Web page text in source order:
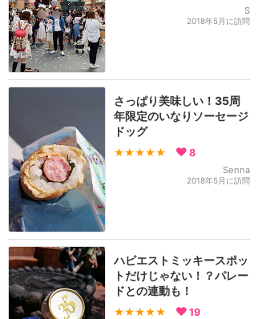
S
2018年5月に訪問
さっぱり美味しい！35周
年限定のいなりソーセージ
ドッグ
★★★★★ 8
Senna
2018年5月に訪問
ハピエストミッキースポッ
トだけじゃない！？パレー
ドとの連動も！
★★★★★ 19